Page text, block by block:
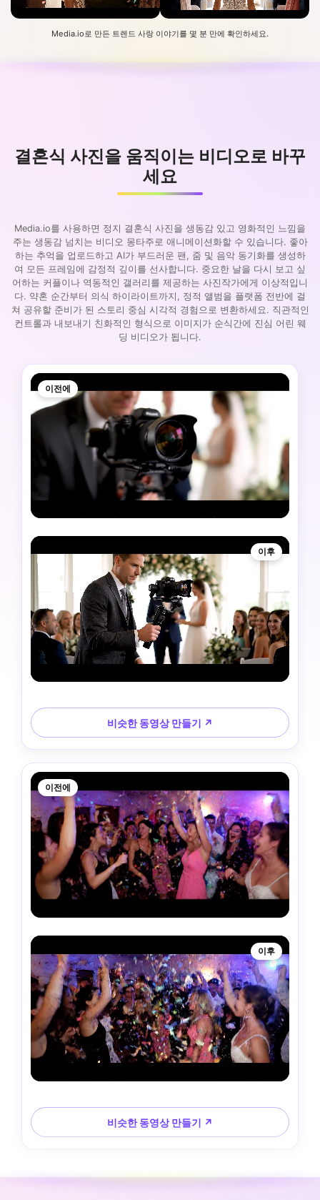
Media.io로 만든 트렌드 사랑 이야기를 몇 분 만에 확인하세요.
결혼식 사진을 움직이는 비디오로 바꾸
세요
Media.io를 사용하면 정지 결혼식 사진을 생동감 있고 영화적인 느낌을
주는 생동감 넘치는 비디오 몽타주로 애니메이션화할 수 있습니다. 좋아
하는 추억을 업로드하고 AI가 부드러운 팬, 줌 및 음악 동기화를 생성하
여 모든 프레임에 감정적 깊이를 선사합니다. 중요한 날을 다시 보고 싶
어하는 커플이나 역동적인 갤러리를 제공하는 사진작가에게 이상적입니
다. 약혼 순간부터 의식 하이라이트까지, 정적 앨범을 플랫폼 전반에 걸
쳐 공유할 준비가 된 스토리 중심 시각적 경험으로 변환하세요. 직관적인
컨트롤과 내보내기 친화적인 형식으로 이미지가 순식간에 진심 어린 웨
딩 비디오가 됩니다.
이전에
이후
비슷한 동영상 만들기 ↗
이전에
이후
비슷한 동영상 만들기 ↗